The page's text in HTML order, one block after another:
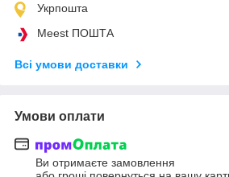
Укрпошта
Meest ПОШТА
Всі умови доставки
Умови оплати
Ви отримаєте замовлення